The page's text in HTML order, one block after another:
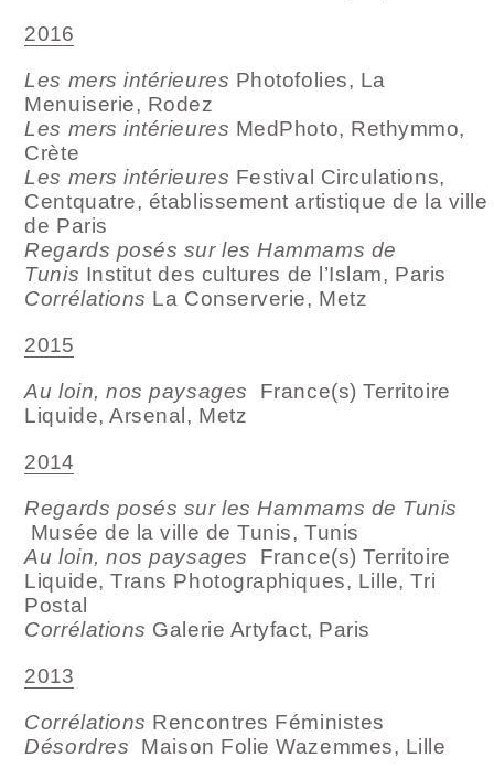
2016
Les mers intérieures Photofolies, La
Menuiserie, Rodez
Les mers intérieures MedPhoto, Rethymmo,
Crète
Les mers intérieures Festival Circulations,
Centquatre, établissement artistique de la ville
de Paris
Regards posés sur les Hammams de
Tunis Institut des cultures de l’Islam, Paris
Corrélations La Conserverie, Metz
2015
Au loin, nos paysages France(s) Territoire
Liquide, Arsenal, Metz
2014
Regards posés sur les Hammams de Tunis
Musée de la ville de Tunis, Tunis
Au loin, nos paysages France(s) Territoire
Liquide, Trans Photographiques, Lille, Tri
Postal
Corrélations Galerie Artyfact, Paris
2013
Corrélations Rencontres Féministes
Désordres Maison Folie Wazemmes, Lille